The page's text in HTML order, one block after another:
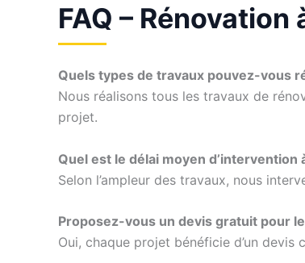
FAQ –
Quels types de travaux pouvez-vous
Nous réalisons tous les travaux de
projet.
Quel est le délai moyen d’intervention
Selon l’ampleur des travaux, nous
Proposez-vous un devis gratuit pour
Oui, chaque projet bénéficie d’un